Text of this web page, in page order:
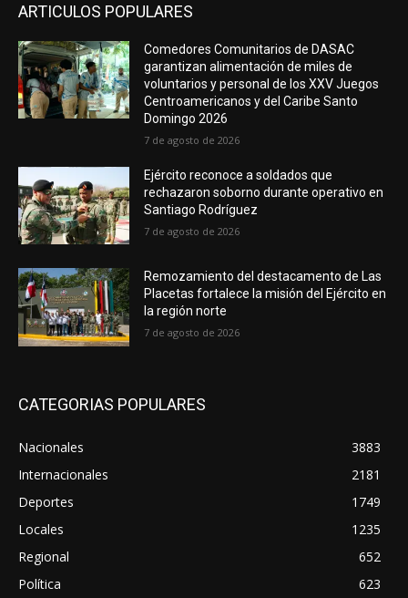
ARTICULOS POPULARES
Comedores Comunitarios de DASAC
garantizan alimentación de miles de
voluntarios y personal de los XXV Juegos
Centroamericanos y del Caribe Santo
Domingo 2026
7 de agosto de 2026
Ejército reconoce a soldados que
rechazaron soborno durante operativo en
Santiago Rodríguez
7 de agosto de 2026
Remozamiento del destacamento de Las
Placetas fortalece la misión del Ejército en
la región norte
7 de agosto de 2026
CATEGORIAS POPULARES
Nacionales
3883
Internacionales
2181
Deportes
1749
Locales
1235
Regional
652
Política
623